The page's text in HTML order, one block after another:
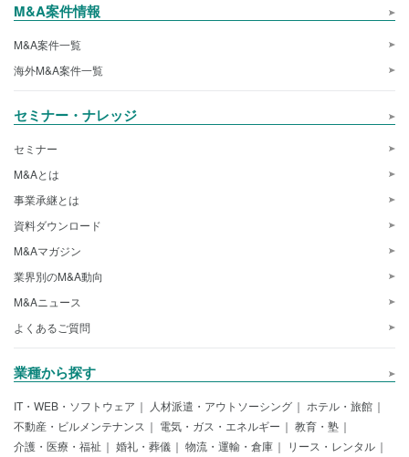
M&A案件情報
M&A案件一覧
海外M&A案件一覧
セミナー・ナレッジ
セミナー
M&Aとは
事業承継とは
資料ダウンロード
M&Aマガジン
業界別のM&A動向
M&Aニュース
よくあるご質問
業種から探す
IT・WEB・ソフトウェア 人材派遣・アウトソーシング
ホテル・旅館
不動産・ビルメンテナンス
電気・ガス・エネルギー
教育・塾
介護・医療・福祉
婚礼・葬儀 物流・運輸・倉庫
リース・レンタル